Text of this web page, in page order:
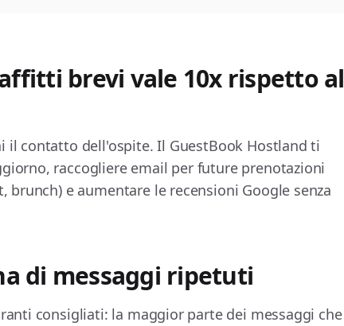
brevi vale 10x rispetto al
il contatto dell'ospite. Il GuestBook Hostland ti
raccogliere email per future prenotazioni
e aumentare le recensioni Google senza
di messaggi ripetuti
consigliati: la maggior parte dei messaggi che